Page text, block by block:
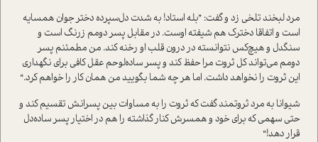
مرد لبخند تلخی زد و گفت: ”بله استاد! به شدت دل‌سپرده دختر جوان همسایه
است و اتفاقا دخترک هم شیفته اوست. در مقابل پسر دومم زرنگ است و
سنگدل و هیچ‌کس نتوانسته در درون قلب او رخنه کند. من مطمئنم پسر
دومم می‌تواند کل ثروت مرا حفظ کند و پسر ساده‌لوحم عقل کافی برای نگهداری
این ثروت را نخواهد داشت. اما هر چه شما بگويید من همان کار را خواهم کرد.“
شیوانا به مرد ثروتمند گفت که ثروت را به مساوات بین پسرانش تقسیم کند و
حتی سهمی که برای خود و همسرش کنار گذاشته را هم در اختیار پسر ساده‌دل
قرار دهد!“